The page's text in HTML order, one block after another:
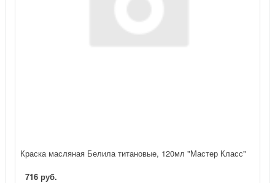
Краска масляная Белила титановые, 120мл "Мастер Класс"
716 руб.